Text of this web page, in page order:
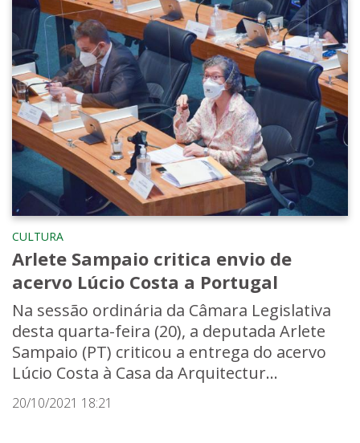
CULTURA
Arlete Sampaio critica envio de
acervo Lúcio Costa a Portugal
Na sessão ordinária da Câmara Legislativa
desta quarta-feira (20), a deputada Arlete
Sampaio (PT) criticou a entrega do acervo
Lúcio Costa à Casa da Arquitectur...
20/10/2021 18:21